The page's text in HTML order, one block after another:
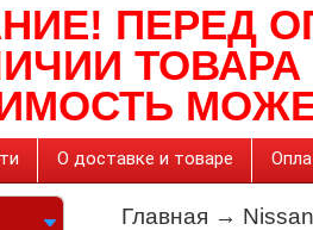
ПЕРЕД
О доставке и товаре
Главная → Nissan